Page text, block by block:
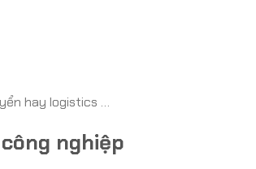
hay logistics …
nghiệp